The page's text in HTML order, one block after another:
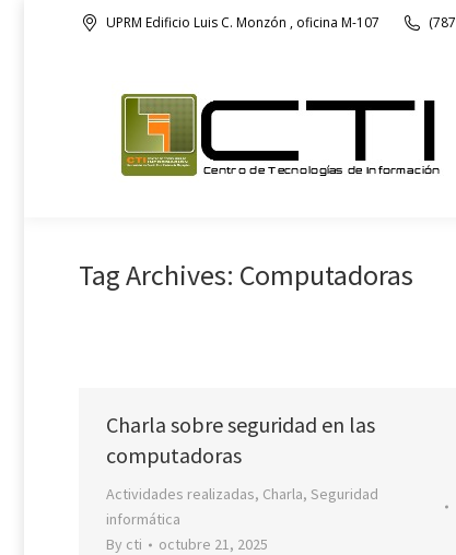
UPRM Edificio Luis C. Monzón , oficina M-107
Tag Archives: Computadoras
Charla sobre seguridad en las
computadoras
Actividades realizadas, Charla, Seguridad
informática
By cti octubre 21, 2025